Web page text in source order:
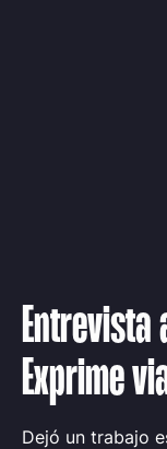
Entrevista
Exprime
Dejó un trabajo